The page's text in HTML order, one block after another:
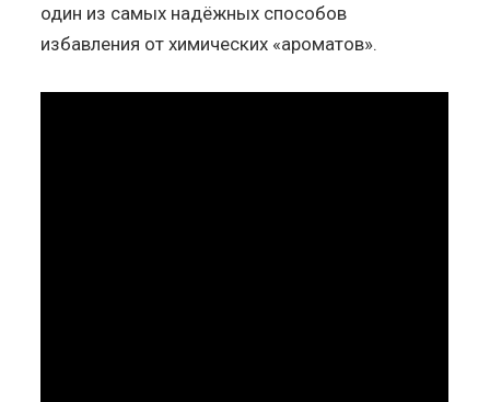
один из самых надёжных способов
избавления от химических «ароматов».